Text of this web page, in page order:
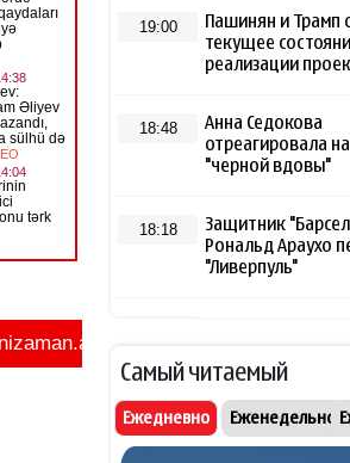
19:00
Пашинян и Трамп
текущее
реализации
18:48
Анна Седокова
отреагировала на
"черной вдовы"
18:18
Защитник
Рональд Араухо
"Ливерпуль"
Украине ракеты-
Иран готов
Самый читаемый
Ежедневно Еженедельно